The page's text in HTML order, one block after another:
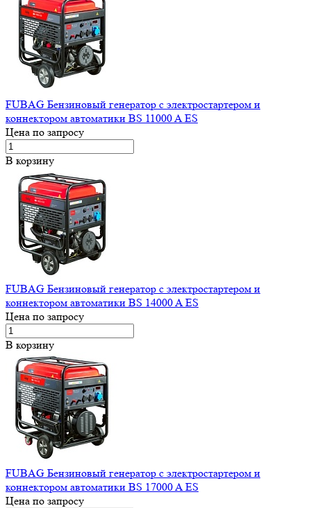
FUBAG Бензиновый генератор с электростартером и
коннектором автоматики BS 11000 A ES
Цена по запросу
В корзину
FUBAG Бензиновый генератор с электростартером и
коннектором автоматики BS 14000 A ES
Цена по запросу
В корзину
FUBAG Бензиновый генератор с электростартером и
коннектором автоматики BS 17000 A ES
Цена по запросу